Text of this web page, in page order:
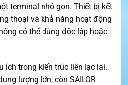
terminal nhỏ gọn. Thiết bị kết
thoại và khả năng hoạt động
có thể dùng độc lập hoặc
ích trong kiến trúc liên lạc lai.
lượng lớn, còn SAILOR